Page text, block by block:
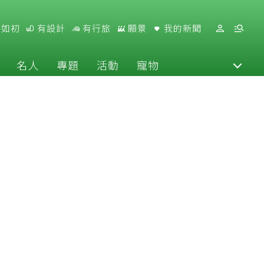
初 有設計 有行旅 願景 我的新聞
名人 專題 活動 寵物